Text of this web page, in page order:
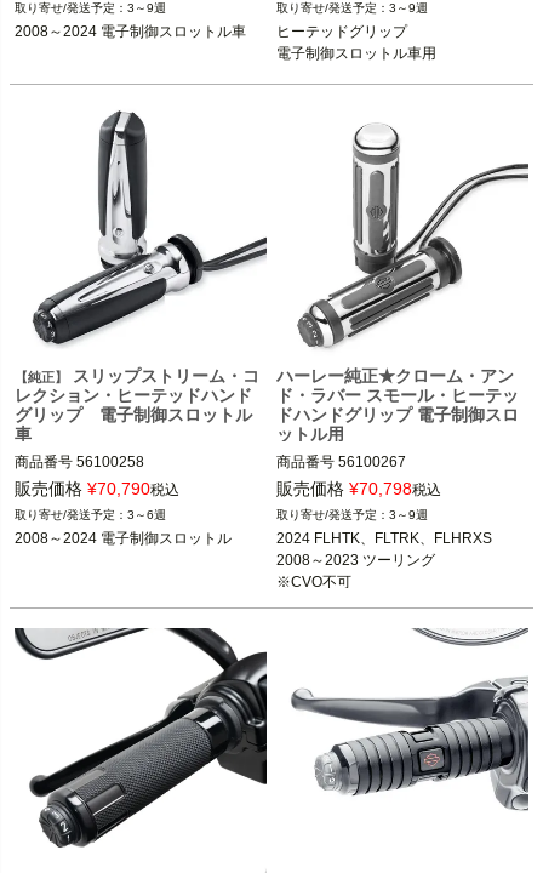
※CVO、2016年以降のFXSEは不可
※2023～ FLHXSE、FLTRXSE、2024
可
Harley Davidson（ハーレー ダビッド
3～9週
2008～2024 電子制御スロットル車
3～9週
ヒーテッドグリップ
電子制御スロットル車用
【純正】
スリップストリーム・コ
レクション・ヒーテッドハンド
グリップ 電子制御スロットル
車
商品番号 56100258
2008～2024 電子制御スロットル
※2023～ FLHXSE、FLTRXSE、2024
～ FLHX、FLTRX、FLTRXSTSEは不
ソン）
販売価格 ¥70,790税込
3～6週
2008～2024 電子制御スロットル
ハーレー純正★クローム・アン
ド・ラバー スモール・ヒーテッ
ドハンドグリップ 電子制御スロ
ットル用
商品番号 56100267
販売価格 ¥70,798税込
3～9週
2024 FLHTK、FLTRK、FLHRXS
2008～2023 ツーリング
※CVO不可
2016～2024 ソフテイル